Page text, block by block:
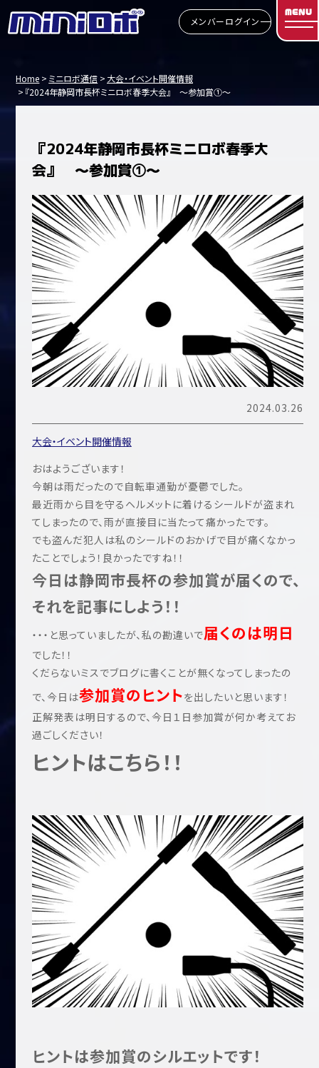
メンバーログイン
MENU
Home ミニロボ通信
大会・イベント開催情報
『2024年静岡市長杯ミニロボ春季大会』 ～参加賞①～
『2024年静岡市長杯ミニロボ春季大
会』 ～参加賞①～
2024.03.26
大会・イベント開催情報
おはようございます！
今朝は雨だったので自転車通勤が憂鬱でした。
最近雨から目を守るヘルメットに着けるシールドが盗まれ
てしまったので、雨が直接目に当たって痛かったです。
でも盗んだ犯人は私のシールドのおかげで目が痛くなかっ
たことでしょう！良かったですね！！
今日は静岡市長杯の参加賞が届くので、
それを記事にしよう！！
・・・と思っていましたが、私の勘違いで届くのは明日
でした！！
くだらないミスでブログに書くことが無くなってしまったの
で、今日は参加賞のヒントを出したいと思います！
正解発表は明日するので、今日１日参加賞が何か考えてお
過ごしください！
ヒントはこちら！！
ヒントは参加賞のシルエットです！